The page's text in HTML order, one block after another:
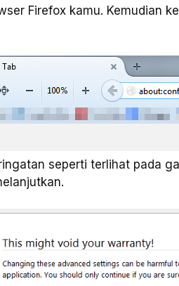
Firefox kamu. Kemudian
seperti terlihat pada